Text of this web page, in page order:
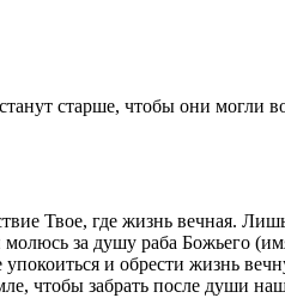
старше, чтобы они могли
Твое, где жизнь вечная.
за душу раба Божьего
и обрести жизнь
чтобы забрать после души